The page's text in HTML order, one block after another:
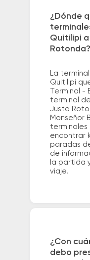
¿Dónde
Quitilipi
Rotonda?
La
Quitilipi
Terminal -
terminal
Justo
Monseñor
terminales
encontrar
paradas
de
la partida
viaje.
¿Con
debo